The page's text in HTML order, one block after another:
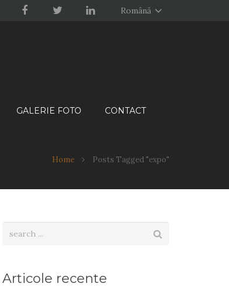
Română
GALERIE FOTO CONTACT
Home Posts Tagged "expo"
Articole recente